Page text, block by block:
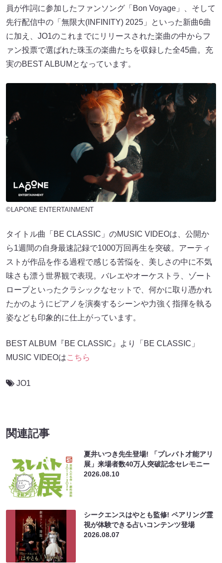
員が作詞に参加したファンソング「Bon Voyage」、そして
先行配信中の「無限大(INFINITY) 2025」といった新曲6曲
に加え、JO1のこれまでにリリースされた楽曲の中からフ
ァン投票で選ばれた珠玉の楽曲たちを収録した全45曲。充
実のBEST ALBUMとなっています。
©LAPONE ENTERTAINMENT
タイトル曲「BE CLASSIC」のMUSIC VIDEOは、公開か
ら1週間の自身最速記録で1000万回再生を突破。アーティ
ストが作品を作る過程で感じる苦悩を、美しさの中に不気
味さも漂う世界観で表現。バレエやオーケストラ、ゾート
ロープといったクラシックなセットで、何かに取り憑かれ
たかのようにピアノを演奏するシーンや力強く指揮を執る
姿なども印象的に仕上がっています。
BEST ALBUM『BE CLASSIC』より「BE CLASSIC」
MUSIC VIDEOはこちら
JO1
関連記事
夏井いつき先生登場! 「プレバト才能アリ
展」来場者数40万人突破記念セレモニー
2026.08.10
シークエンスはやとも監修! ペアリング霊
視が体験できる占いコンテンツ登場
2026.08.07